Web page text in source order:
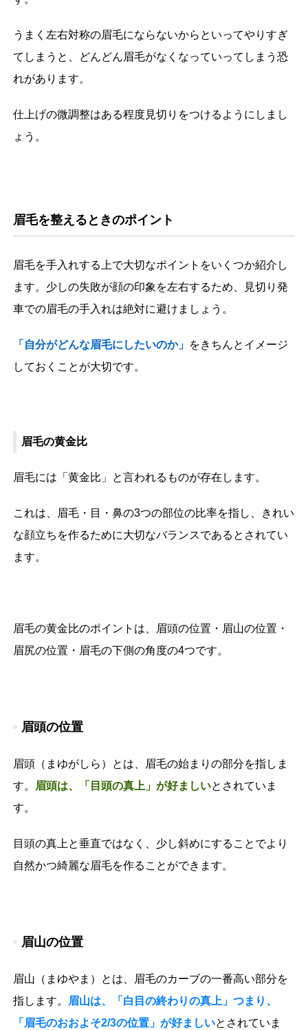
うまく左右対称の眉毛にならないからといってやりすぎ
てしまうと、どんどん眉毛がなくなっていってしまう恐
れがあります。
仕上げの微調整はある程度見切りをつけるようにしまし
ょう。
眉毛を整えるときのポイント
眉毛を手入れする上で大切なポイントをいくつか紹介し
ます。少しの失敗が顔の印象を左右するため、見切り発
車での眉毛の手入れは絶対に避けましょう。
「自分がどんな眉毛にしたいのか」 をきちんとイメージ
しておくことが大切です。
眉毛の黄金比
眉毛には「黄金比」と言われるものが存在します。
これは、眉毛・目・鼻の3つの部位の比率を指し、きれい
な顔立ちを作るために大切なバランスであるとされてい
ます。
眉毛の黄金比のポイントは、眉頭の位置・眉山の位置・
眉尻の位置・眉毛の下側の角度の4つです。
眉頭の位置
眉頭（まゆがしら）とは、眉毛の始まりの部分を指しま
す。
眉頭は、「目頭の真上」が好ましいとされていま
す。
目頭の真上と垂直ではなく、少し斜めにすることでより
自然かつ綺麗な眉毛を作ることができます。
眉山の位置
眉山（まゆやま）とは、眉毛のカーブの一番高い部分を
指します。
眉山は、「白目の終わりの真上」つまり、
「眉毛のおおよそ2/3の位置」が好ましいとされていま